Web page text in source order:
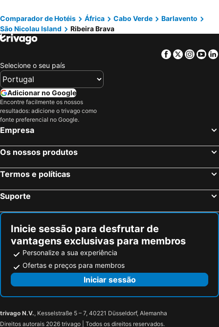
Rabil, Barlavento Hotéis
Praia de Chaves, Barlavento Hotéis
Espargos, Barlavento Hotéis
Comparador de Hotéis África Cabo Verde
Barlavento
São Nicolau Island
Ribeira Brava
Facebook
Twitter
Selecione o seu país
Adicionar no Google
Encontre facilmente os nossos
resultados: adicione o trivago como
fonte preferencial no Google.
Empresa
Os nossos produtos
Termos e políticas
Suporte
Inicie sessão para desfrutar de
vantagens exclusivas para membros
Personalize a sua experiência
Ofertas e preços para membros
Iniciar sessão
trivago N.V., Kesselstraße 5 – 7, 40221 Düsseldorf, Alemanha
Direitos autorais 2026 trivago | Todos os direitos reservados.